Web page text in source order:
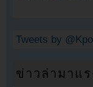
Tweets by
ข่าวล่ามาแร